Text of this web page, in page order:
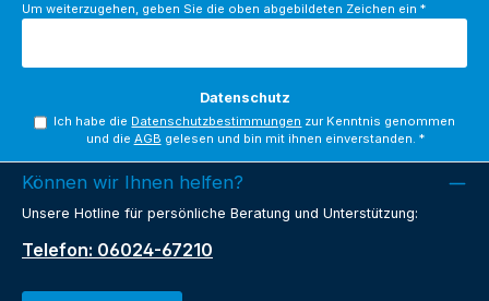
Um weiterzugehen, geben Sie die oben abgebildeten Zeichen ein *
Datenschutz
Ich habe die Datenschutzbestimmungen zur Kenntnis genommen
und die AGB gelesen und bin mit ihnen einverstanden. *
Können wir Ihnen helfen?
Unsere Hotline für persönliche Beratung und Unterstützung:
Telefon: 06024-67210